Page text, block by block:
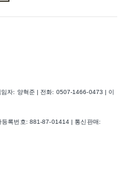
자: 양혁준 | 전화: 0507-1466-0473 | 이
록번호: 881-87-01414 | 통신판매: